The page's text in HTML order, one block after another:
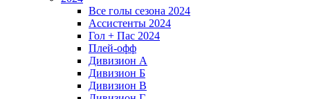
Все голы сезона 2024
Ассистенты 2024
Гол + Пас 2024
Плей-офф
Дивизион A
Дивизион Б
Дивизион В